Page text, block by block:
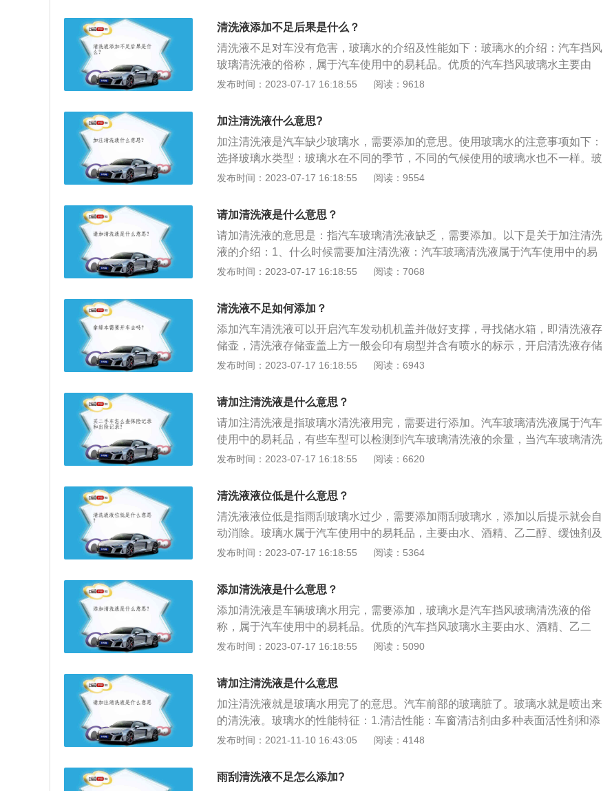
最好是在平时做定期检查最为保险，自己随车备好清洗液，以便在没有清洗液时
候好随时加注。如果没有，可以选择自行买来加注或是去4s店、维修店帮忙加
注。切勿直接加注清水，这样会对雨刮跟玻璃造成损伤。自行加注清洗液的时候
加，且不要加注过满。
分三种：一种是夏季常用清洗液，一种专为冬季使用的防冻型玻璃清洁液，一种
是特效防冻型。运输储存：运输时应轻装轻卸，防止碰撞。产品应储存于阴凉干
燥通风处。
清洗液添加不足后果是什么？
清洗液不足对车没有危害，玻璃水的介绍及性能如下：玻璃水的介绍：汽车挡风
玻璃清洗液的俗称，属于汽车使用中的易耗品。优质的汽车挡风玻璃水主要由
水、酒精、乙二醇、缓蚀剂及多种表面活性剂组成，汽车挡风玻璃水俗称玻璃
表面活性剂通常具有润湿、渗透、增溶等功能，从而起到清洗去污的作用。防冻
性能；有酒精、乙二醇的存在，能显着降低液体的冰点，从而起到防冻的作用。
发布时间：2023-07-17 16:18:55 阅读：9618
加注清洗液什么意思?
加注清洗液是汽车缺少玻璃水，需要添加的意思。使用玻璃水的注意事项如下：
选择玻璃水类型：玻璃水在不同的季节，不同的气候使用的玻璃水也不一样。玻
璃水的使用主要看温度，比如在冬天的时候使用的玻璃水就需要能够防冻，冬天
加一些防蚊虫的玻璃水。了解玻璃水容积：玻璃水的使用一般都是有标准的容
积，不同品牌的玻璃水，容积的标准不一样，在购买玻璃水的时候一定要注意这
些细节方面的东西，当需要更换玻璃水品牌的时候一定要先了解容积。
发布时间：2023-07-17 16:18:55 阅读：9554
请加清洗液是什么意思？
请加清洗液的意思是：指汽车玻璃清洗液缺乏，需要添加。以下是关于加注清洗
液的介绍：1、什么时候需要加注清洗液：汽车玻璃清洗液属于汽车使用中的易
耗品，当汽车玻璃清洗液用完的时候就会提醒车主及时添加，以免影响正常使
玻璃水主要由水、酒精、乙二醇、缓蚀剂及多种表面活性剂组成。
发布时间：2023-07-17 16:18:55 阅读：7068
清洗液不足如何添加？
添加汽车清洗液可以开启汽车发动机机盖并做好支撑，寻找储水箱，即清洗液存
储壶，清洗液存储壶盖上方一般会印有扇型并含有喷水的标示，开启清洗液存储
壶，添加清洗液即可，加注至液位处在最大道路标线和最少道路标线中间即可。
水喷出，代表汽车清洗液不足，添加清洗液即可，紧急情况可暂时用清水代替。
汽车清洗液归属于汽车应用中的消耗品，汽车在尘土较多的条件下或下雨天在高
速公路行驶时，清洗液的损耗会加快，需要定期维护，需要常备清洗液，便于沒
有清洗液情况下好随时加注。无清洗液时，可以选择自主购买加注或者去汽车4S
店、检修店加注，切忌立即加注清水，会对雨刮器跟夹层玻璃导致损害。自主加
稀释，且不必加注过满。清洗液不足的伤害在尘土较多的条件下还有在下雨天在
高速公路行车时，挡风玻璃一旦发生模糊不清，在沒有清洗液的情况下需要雨刷
器清理汽车挡风玻璃会清理不干净，对出行安全产生很大的风险。沒有汽车清洗
发布时间：2023-07-17 16:18:55 阅读：6943
请加注清洗液是什么意思？
请加注清洗液是指玻璃水清洗液用完，需要进行添加。汽车玻璃清洗液属于汽车
使用中的易耗品，有些车型可以检测到汽车玻璃清洗液的余量，当汽车玻璃清洗
液用完的时候就会提醒车主及时添加，以免影响正常使用。玻璃水的作用是：
命；3、冬天防止车窗结冰；4、防止车窗出现静电。玻璃水的添加方法是：1、
打开引擎盖，找到玻璃水加注口；2、打开盖子将玻璃水倒入玻璃水容器中；3、
观察液面达到刻度线即可。
发布时间：2023-07-17 16:18:55 阅读：6620
清洗液液位低是什么意思？
清洗液液位低是指雨刮玻璃水过少，需要添加雨刮玻璃水，添加以后提示就会自
动消除。玻璃水属于汽车使用中的易耗品，主要由水、酒精、乙二醇、缓蚀剂及
多种表面活性剂组成。汽车不喷玻璃水的原因：1、玻璃水太少；2、水管漏，如
水导致；4、喷水口堵塞，前挡风玻璃打蜡将喷水口糊住或经常使用劣质玻璃
水；5、喷水电机损坏或电路故障。
发布时间：2023-07-17 16:18:55 阅读：5364
添加清洗液是什么意思？
添加清洗液是车辆玻璃水用完，需要添加，玻璃水是汽车挡风玻璃清洗液的俗
称，属于汽车使用中的易耗品。优质的汽车挡风玻璃水主要由水、酒精、乙二
醇、缓蚀剂及多种表面活性剂组成。玻璃水的性能特点：1、清洗性能；2、防冻
洁净；8、无需过水、不留水痕、持久光洁；9、保护配方，不损伤物品表面；1
0、防尘、防雾、防冻，不易附尘。
发布时间：2023-07-17 16:18:55 阅读：5090
请加注清洗液是什么意思
加注清洗液就是玻璃水用完了的意思。汽车前部的玻璃脏了。玻璃水就是喷出来
的清洗液。玻璃水的性能特征：1.清洁性能：车窗清洁剂由多种表面活性剂和添
加剂混合而成。表面活性剂通常具有润湿，渗透和增溶的功能，从而起到清洁和
迅速溶解霜。3.防雾性能：在玻璃表面上会形成单分子保护层。这种保护膜可以
防止雾滴的形成，并确保挡风玻璃清晰透明，并且视野清晰。4.抗静电性能：清
发布时间：2021-11-10 16:43:05 阅读：4148
雨刮清洗液不足怎么添加?